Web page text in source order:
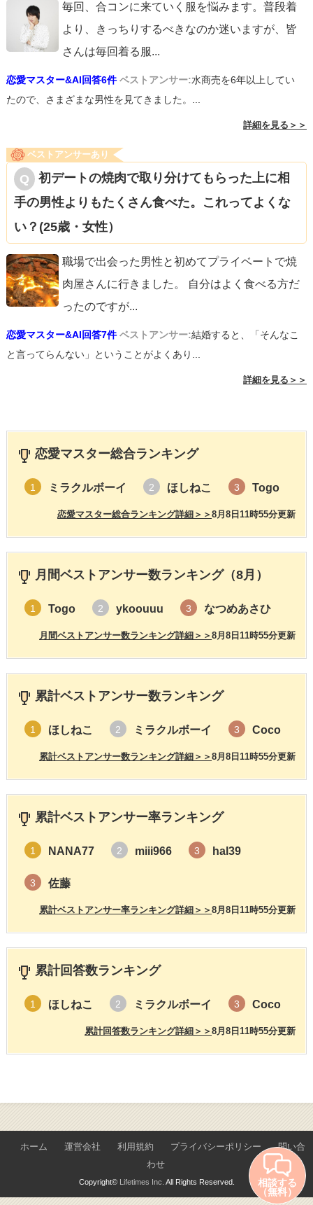
毎回、合コンに来ていく服を悩みます。普段着
より、きっちりするべきなのか迷いますが、皆
さんは毎回着る服...
恋愛マスター&AI回答6件 ベストアンサー:水商売を6年以上してい
たので、さまざまな男性を見てきました。...
詳細を見る＞＞
ベストアンサーあり
初デートの焼肉で取り分けてもらった上に相
手の男性よりもたくさん食べた。これってよくな
い？(25歳・女性）
職場で出会った男性と初めてプライベートで焼
肉屋さんに行きました。 自分はよく食べる方だ
ったのですが...
恋愛マスター&AI回答7件 ベストアンサー:結婚すると、「そんなこ
と言ってらんない」ということがよくあり...
詳細を見る＞＞
恋愛マスター総合ランキング
1 ミラクルボーイ 2 ほしねこ 3 Togo
8月8日11時55分更新
恋愛マスター総合ランキング詳細＞＞
月間ベストアンサー数ランキング（8月）
1 Togo 2 ykoouuu 3 なつめあさひ
8月8日11時55分更新
月間ベストアンサー数ランキング詳細＞＞
累計ベストアンサー数ランキング
1 ほしねこ 2 ミラクルボーイ 3 Coco
8月8日11時55分更新
累計ベストアンサー数ランキング詳細＞＞
累計ベストアンサー率ランキング
1 NANA77 2 miii966 3 hal39
3 佐藤
8月8日11時55分更新
累計ベストアンサー率ランキング詳細＞＞
累計回答数ランキング
1 ほしねこ 2 ミラクルボーイ 3 Coco
8月8日11時55分更新
累計回答数ランキング詳細＞＞
ホーム 運営会社 利用規約 プライバシーポリシー
問い合
わせ
Copyright© Lifetimes Inc. All Rights Reserved. 相談する
（無料）